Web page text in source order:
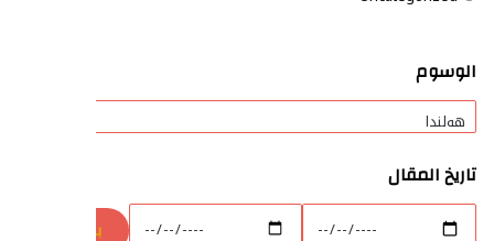
الوسوم
تاريخ المقال